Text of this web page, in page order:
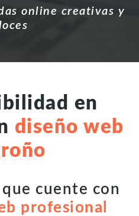
online creativas y
en
diseño web
cuente con
profesional